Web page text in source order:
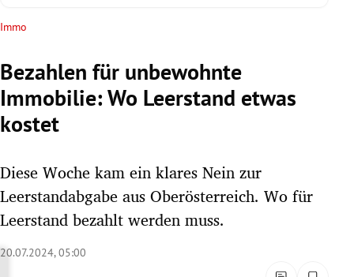
Untermenü
Untermenü
Immo
Bezahlen für unbewohnte
Immobilie: Wo Leerstand etwas
kostet
Diese Woche kam ein klares Nein zur
Leerstandabgabe aus Oberösterreich. Wo für
Leerstand bezahlt werden muss.
20.07.2024, 05:00